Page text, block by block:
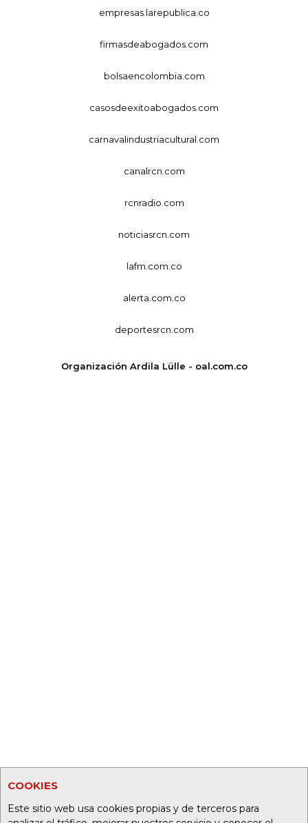
COOKIES
Este sitio web usa cookies propias y de terceros para
empresas.larepublica.co
firmasdeabogados.com
bolsaencolombia.com
casosdeexitoabogados.com
carnavalindustriacultural.com
canalrcn.com
rcnradio.com
noticiasrcn.com
lafm.com.co
alerta.com.co
deportesrcn.com
Organización Ardila Lülle - oal.com.co